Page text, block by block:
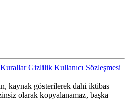
Kurallar Gizlilik Kullanıcı Sözleşmesi
kaynak gösterilerek dahi iktibas
olarak kopyalanamaz, başka